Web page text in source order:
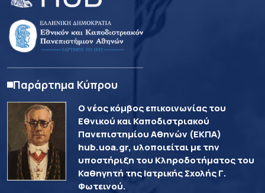
Παράρτημα Κύπρου
Ο νέος κόμβος επικοινωνίας του
Εθνικού και Καποδιστριακού
Πανεπιστημίου Αθηνών (ΕΚΠΑ)
hub.uoa.gr, υλοποιείται με την
υποστήριξη του Κληροδοτήματος του
Καθηγητή της Ιατρικής Σχολής Γ.
Φωτεινού.